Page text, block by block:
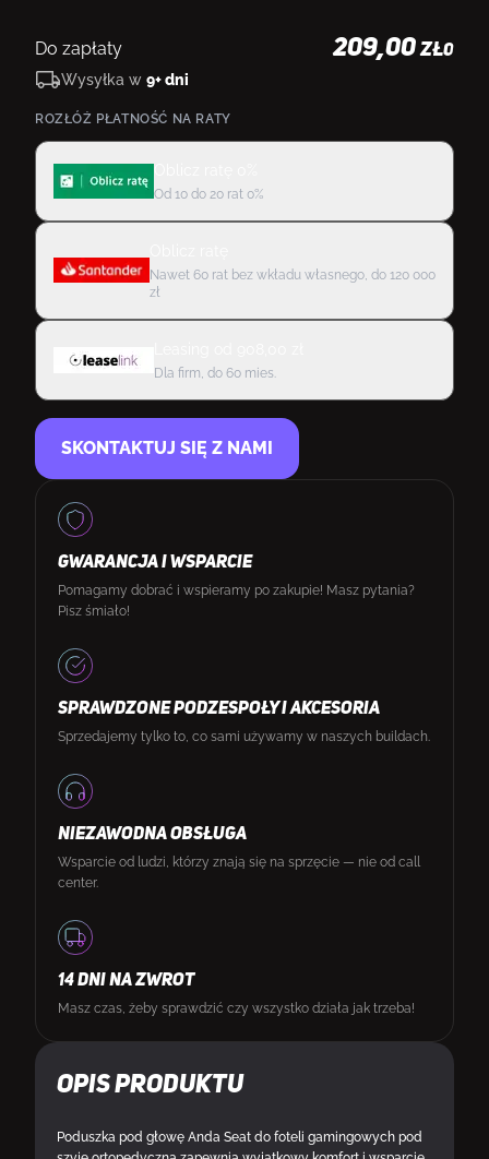
Opis produktu
Poduszka pod głowę Anda Seat do foteli gamingowych pod
Do zapłaty 209,00 ZŁ0
Wysyłka w 9+ dni
ROZŁÓŻ PŁATNOŚĆ NA RATY
Od 10 do 20 rat 0%
Nawet 60 rat bez wkładu własnego, do 120 000
zł
Dla firm, do 60 mies.
SKONTAKTUJ SIĘ Z NAMI
GWARANCJA I WSPARCIE
Pomagamy dobrać i wspieramy po zakupie! Masz pytania?
Pisz śmiało!
SPRAWDZONE PODZESPOŁY I AKCESORIA
Sprzedajemy tylko to, co sami używamy w naszych buildach.
NIEZAWODNA OBSŁUGA
Wsparcie od ludzi, którzy znają się na sprzęcie — nie od call
center.
14 DNI NA ZWROT
Masz czas, żeby sprawdzić czy wszystko działa jak trzeba!